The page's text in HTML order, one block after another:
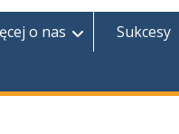
o nas Sukcesy